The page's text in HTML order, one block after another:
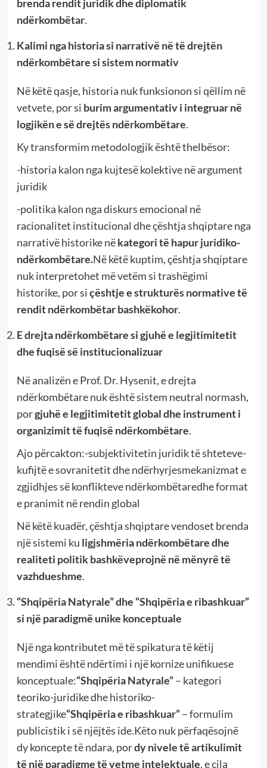
brenda rendit juridik dhe diplomatik
ndërkombëtar.
Kalimi nga historia si narrativë në të drejtën
ndërkombëtare si sistem normativ
Në këtë qasje, historia nuk funksionon si qëllim në
vetvete, por si burim argumentativ i integruar në
logjikën e së drejtës ndërkombëtare.
Ky transformim metodologjik është thelbësor:
-historia kalon nga kujtesë kolektive në argument
juridik
-politika kalon nga diskurs emocional në
racionalitet institucional dhe çështja shqiptare nga
narrativë historike nëkategori të hapur juridiko-
ndërkombëtare.Në këtë kuptim, çështja shqiptare
nuk interpretohet më vetëm si trashëgimi
historike, por siçështje e strukturës normative të
rendit ndërkombëtar bashkëkohor.
E drejta ndërkombëtare si gjuhë e legjitimitetit
dhe fuqisë së institucionalizuar
Në analizën e Prof. Dr. Hysenit, e drejta
ndërkombëtare nuk është sistem neutral normash,
porgjuhë e legjitimitetit global dhe instrument i
organizimit të fuqisë ndërkombëtare.
Ajo përcakton:-subjektivitetin juridik të shteteve-
kufijtë e sovranitetit dhe ndërhyrjesmekanizmat e
zgjidhjes së konflikteve ndërkombëtaredhe format
e pranimit në rendin global
Në këtë kuadër, çështja shqiptare vendoset brenda
një sistemi ku ligjshmëria ndërkombëtare dhe
realiteti politik bashkëveprojnë në mënyrë të
vazhdueshme.
“Shqipëria Natyrale” dhe “Shqipëria e ribashkuar”
si një paradigmë unike konceptuale
Një nga kontributet më të spikatura të këtij
mendimi është ndërtimi i një kornize unifikuese
konceptuale:“Shqipëria Natyrale”– kategori
teoriko-juridike dhe historiko-
strategjike“Shqipëria e ribashkuar”– formulim
publicistik i së njëjtës ide.Këto nuk përfaqësojnë
dy koncepte të ndara, pordy nivele të artikulimit
të një paradigme të vetme intelektuale, e cila